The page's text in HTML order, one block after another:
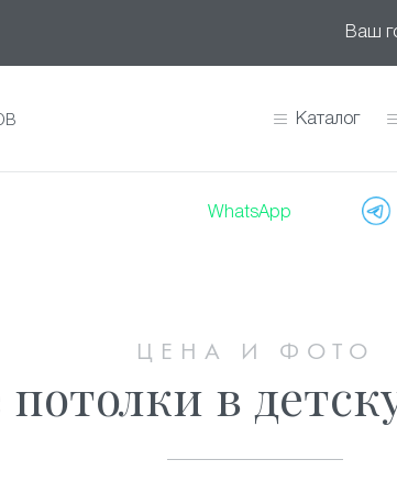
Ваш
Каталог
WhatsApp
ЦЕНА И ФОТО
в